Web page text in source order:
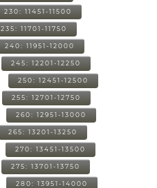
230: 11451-11500
235: 11701-11750
240: 11951-12000
245: 12201-12250
250: 12451-12500
255: 12701-12750
260: 12951-13000
265: 13201-13250
270: 13451-13500
275: 13701-13750
280: 13951-14000